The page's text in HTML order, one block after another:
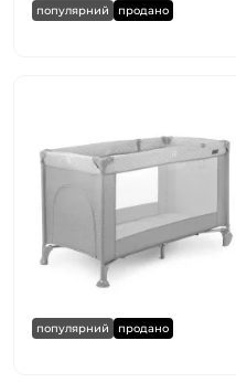
популярний продано
популярний продано